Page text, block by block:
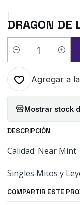
|
DRAGON DE
Cantidad
Agregar a
Mostrar stock
DESCRIPCIÓN
Calidad: Near Mint
Singles Mitos y
COMPARTIR ESTE